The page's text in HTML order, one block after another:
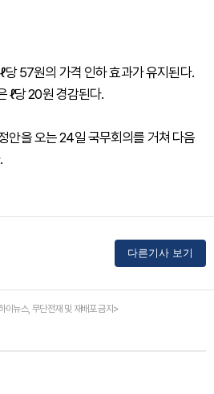
당 57원의 가격 인하 효과가 유지된다.
ℓ당 20원 경감된다.
안을 오는 24일 국무회의를 거쳐 다음
다른기사 보기
뉴스, 무단전재 및 재배포 금지>